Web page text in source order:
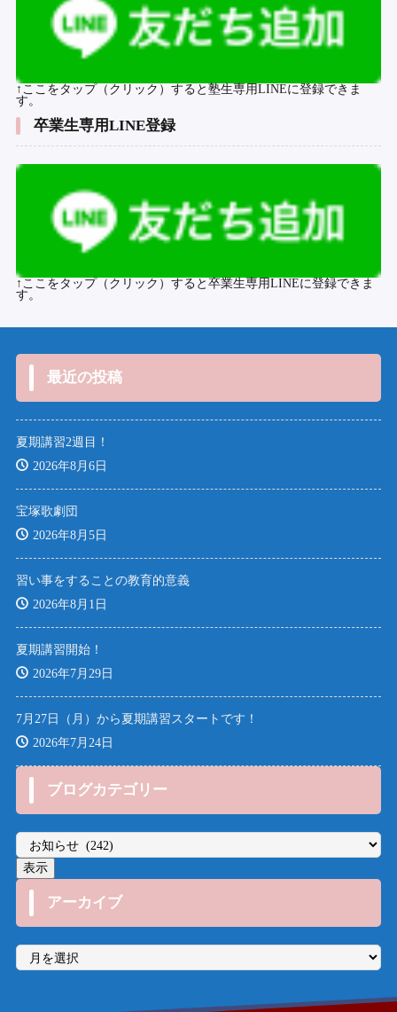
↑ここをタップ（クリック）すると塾生専用LINEに登録できま
す。
卒業生専用LINE登録
↑ここをタップ（クリック）すると卒業生専用LINEに登録できま
す。
最近の投稿
夏期講習2週目！
2026年8月6日
宝塚歌劇団
2026年8月5日
習い事をすることの教育的意義
2026年8月1日
夏期講習開始！
2026年7月29日
7月27日（月）から夏期講習スタートです！
2026年7月24日
ブログカテゴリー
アーカイブ
ア
カ